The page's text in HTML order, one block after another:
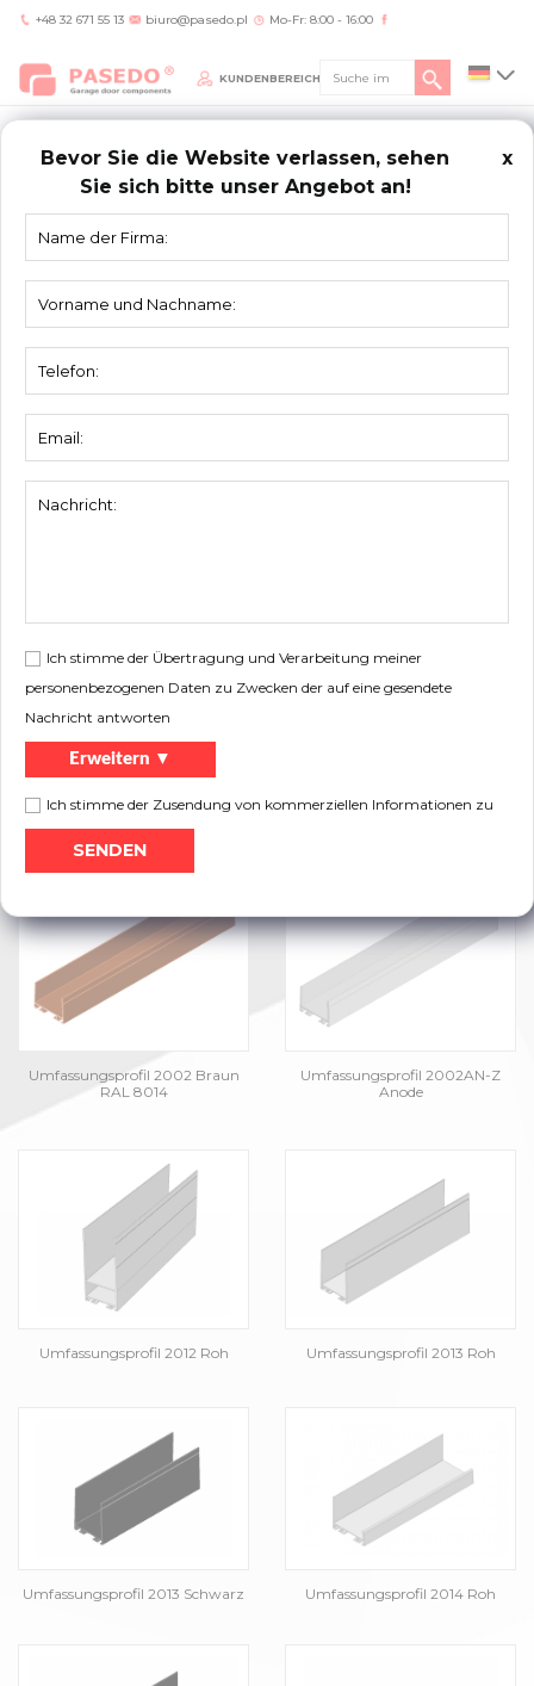
+48 32 671 55 13 biuro@pasedo.pl Mo-Fr: 8:00 - 16:00
KUNDENBEREICH
Bevor Sie die Website verlassen, sehen
Sie sich bitte unser Angebot an!
x
Ich stimme der Übertragung und Verarbeitung meiner
personenbezogenen Daten zu Zwecken der auf eine gesendete
Nachricht antworten
Erweitern ▼
Ich stimme der Zusendung von kommerziellen Informationen zu
Home/Produkte /Umfassungsprofile
UMFASSUNGSPROFILE
Umfassungsprofil 2002
Anthrazit
Umfassungsprofil 2002 Schwarz
Umfassungsprofil 2002 Braun
RAL 8014
Umfassungsprofil 2002AN-Z
Anode
Umfassungsprofil 2012 Roh Umfassungsprofil 2013 Roh
Umfassungsprofil 2013 Schwarz Umfassungsprofil 2014 Roh